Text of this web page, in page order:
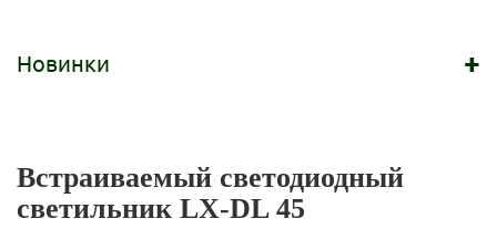
Новинки +
Встраиваемый светодиодный
светильник LX-DL 45